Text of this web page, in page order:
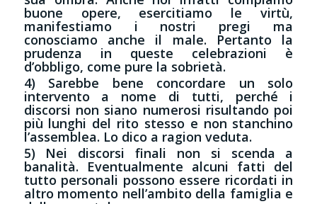
buone opere, esercitiamo le virtù,
manifestiamo i nostri pregi ma
conosciamo anche il male. Pertanto la
prudenza in queste celebrazioni è
d’obbligo, come pure la sobrietà.
4) Sarebbe bene concordare un solo
intervento a nome di tutti, perché i
discorsi non siano numerosi risultando poi
più lunghi del rito stesso e non stanchino
l’assemblea. Lo dico a ragion veduta.
5) Nei discorsi finali non si scenda a
banalità. Eventualmente alcuni fatti del
tutto personali possono essere ricordati in
altro momento nell’ambito della famiglia e